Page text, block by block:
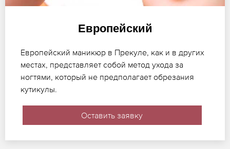
Европейский
Европейский маникюр в Прекуле, как и в других
местах, представляет собой метод ухода за
ногтями, который не предполагает обрезания
кутикулы.
Оставить заявку